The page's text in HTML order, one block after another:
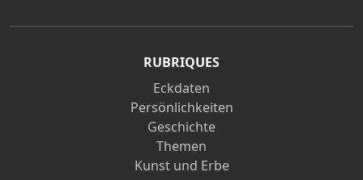
RUBRIQUES
Eckdaten
Persönlichkeiten
Geschichte
Themen
Kunst und Erbe